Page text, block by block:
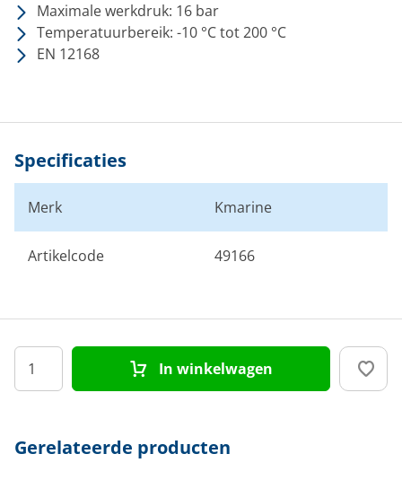
Maximale werkdruk: 16 bar
Temperatuurbereik: -10 °C tot 200 °C
EN 12168
Specificaties
Merk Kmarine
Artikelcode 49166
In winkelwagen
Gerelateerde producten